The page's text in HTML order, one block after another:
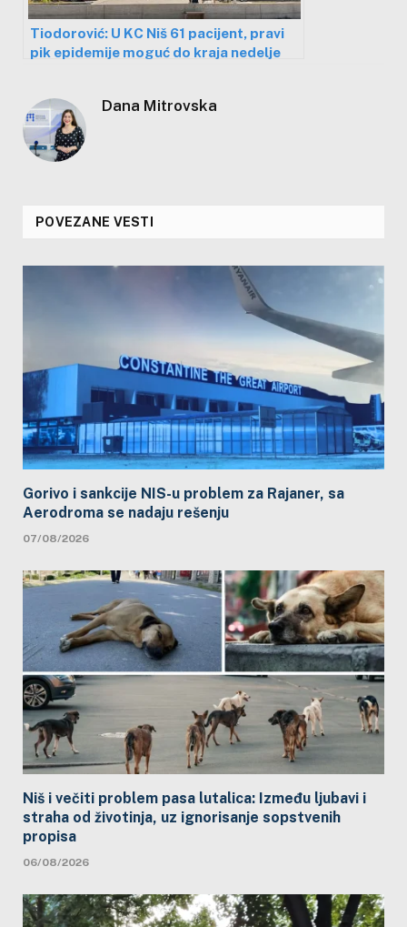
Tiodorović: U KC Niš 61 pacijent, pravi
pik epidemije moguć do kraja nedelje
Dana Mitrovska
POVEZANE VESTI
Gorivo i sankcije NIS-u problem za Rajaner, sa
Aerodroma se nadaju rešenju
07/08/2026
Niš i večiti problem pasa lutalica: Između ljubavi i
straha od životinja, uz ignorisanje sopstvenih
propisa
06/08/2026